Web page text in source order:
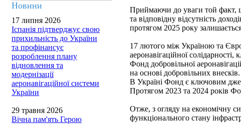
Новини
17 липня 2026
Іспанія підтверджує свою
прихильність до України
та профінансує
розроблення плану
відновлення та
модернізації
аеронавігаційної системи
України
29 травня 2026
Вічна пам'ять Герою
Приймаючи до уваги той факт,
та відповідну відсутність
протягом 2025 року
17 лютого між Україною та
аеронавігаційної
Фонд добровільної
на основі добровільних внесків.
В Україні Фонд є ключовим
Протягом 2023 та 2024 років
Отже, з огляду на економічну
функціонального стану